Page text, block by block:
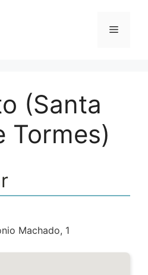
Menú
(Santa
Tormes)
Machado, 1